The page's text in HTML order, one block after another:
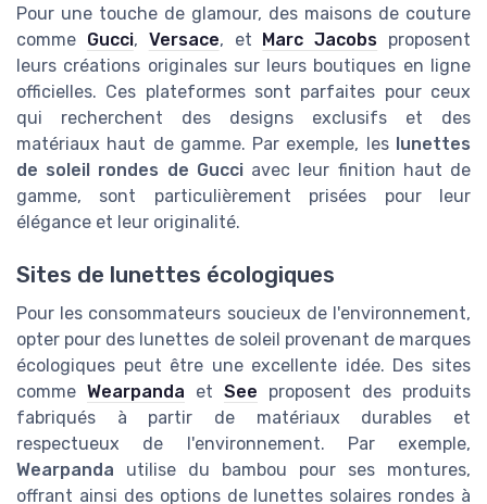
Pour une touche de glamour, des maisons de couture
comme Gucci, Versace, et Marc Jacobs proposent
leurs créations originales sur leurs boutiques en ligne
officielles. Ces plateformes sont parfaites pour ceux
qui recherchent des designs exclusifs et des
matériaux haut de gamme. Par exemple, les lunettes
de soleil rondes de Gucciavec leur finition haut de
gamme, sont particulièrement prisées pour leur
élégance et leur originalité.
Sites de lunettes écologiques
Pour les consommateurs soucieux de l'environnement,
opter pour des lunettes de soleil provenant de marques
écologiques peut être une excellente idée. Des sites
comme Wearpanda et See proposent des produits
fabriqués à partir de matériaux durables et
respectueux de l'environnement. Par exemple,
Wearpanda utilise du bambou pour ses montures,
offrant ainsi des options de lunettes solaires rondes à